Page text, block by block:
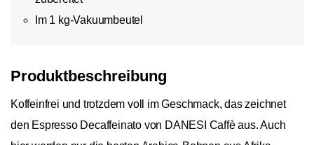
Im 1 kg-Vakuumbeutel
Produktbeschreibung
Koffeinfrei und trotzdem voll im Geschmack, das zeichnet
den Espresso Decaffeinato von DANESI Caffè aus. Auch